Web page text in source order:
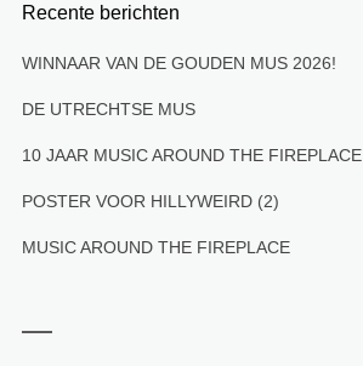
Recente berichten
WINNAAR VAN DE GOUDEN MUS 2026!
DE UTRECHTSE MUS
10 JAAR MUSIC AROUND THE FIREPLACE
POSTER VOOR HILLYWEIRD (2)
MUSIC AROUND THE FIREPLACE